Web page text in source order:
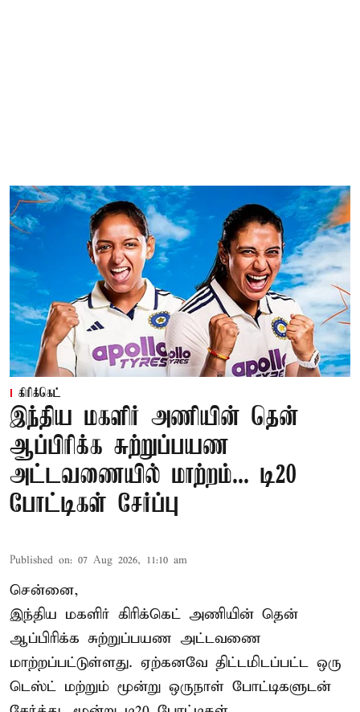
கிரிக்கெட்
இந்திய மகளிர் அணியின் தென்
ஆப்பிரிக்க சுற்றுப்பயண
அட்டவணையில் மாற்றம்... டி20
போட்டிகள் சேர்ப்பு
Published on: 07 Aug 2026, 11:10 am
சென்னை,
இந்திய மகளிர் கிரிக்கெட் அணியின் தென்
ஆப்பிரிக்க சுற்றுப்பயண அட்டவணை
மாற்றப்பட்டுள்ளது. ஏற்கனவே திட்டமிடப்பட்ட ஒரு
டெஸ்ட் மற்றும் மூன்று ஒருநாள் போட்டிகளுடன்